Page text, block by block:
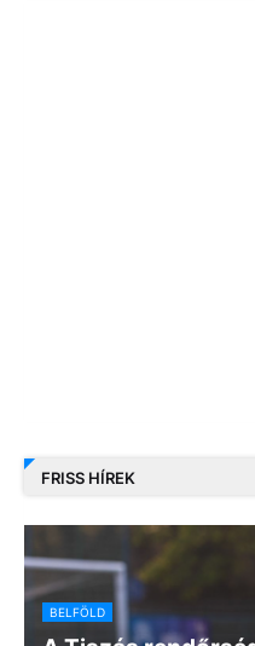
FRISS HÍREK
BELFÖLD